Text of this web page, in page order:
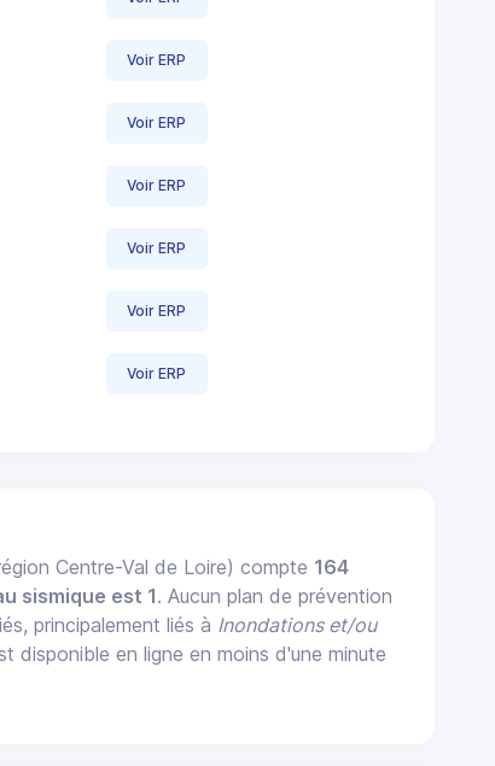
Voir ERP
Voir ERP
Voir ERP
Voir ERP
Voir ERP
Voir ERP
Centre-Val de Loire) compte 164
sismique est 1. Aucun plan de prévention
principalement liés à Inondations et/ou
disponible en ligne en moins d'une minute